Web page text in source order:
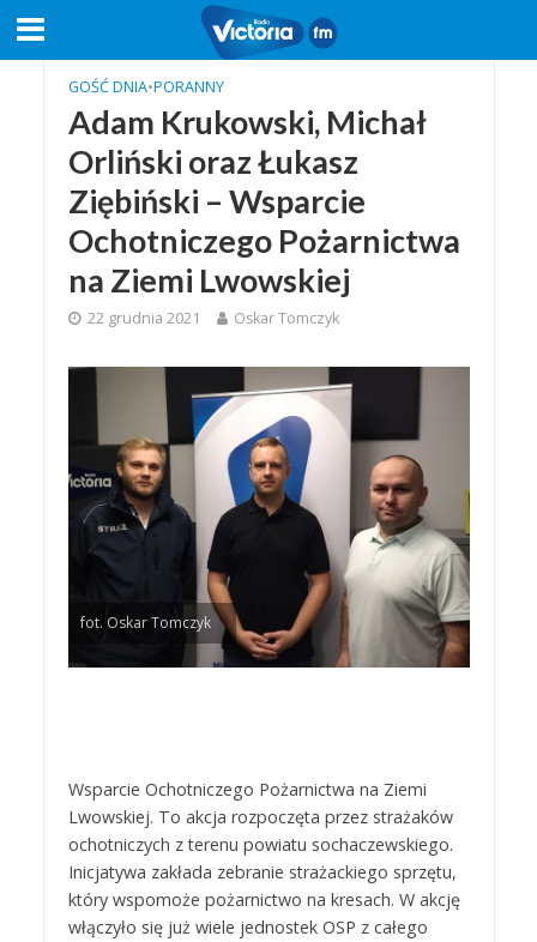
GOŚĆ DNIA•PORANNY
Adam Krukowski, Michał
Orliński oraz Łukasz
Ziębiński – Wsparcie
Ochotniczego Pożarnictwa
na Ziemi Lwowskiej
22 grudnia 2021 Oskar Tomczyk
fot. Oskar Tomczyk
Wsparcie Ochotniczego Pożarnictwa na Ziemi
Lwowskiej. To akcja rozpoczęta przez strażaków
ochotniczych z terenu powiatu sochaczewskiego.
Inicjatywa zakłada zebranie strażackiego sprzętu,
który wspomoże pożarnictwo na kresach. W akcję
włączyło się już wiele jednostek OSP z całego